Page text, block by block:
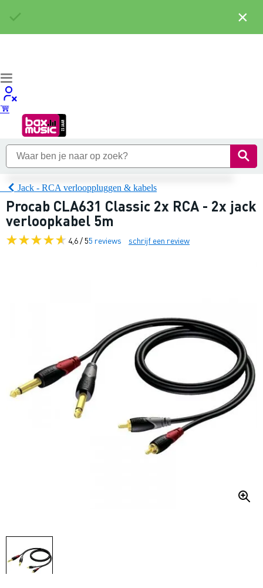
Jack - RCA verlooppluggen & kabels
Procab CLA631 Classic 2x RCA - 2x jack
verloopkabel 5m
4,6 / 55 reviews schrijf een review
×